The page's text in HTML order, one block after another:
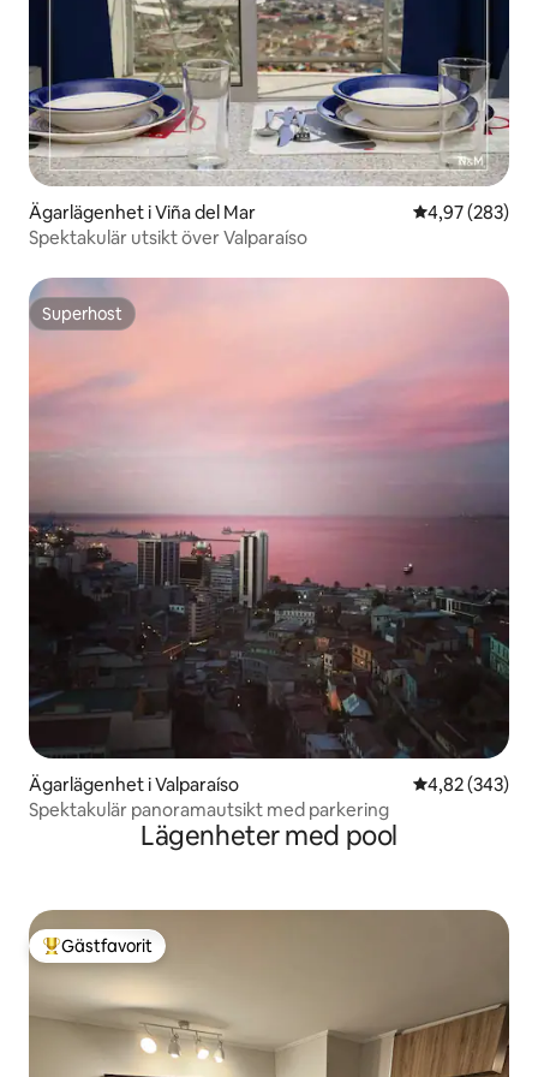
Ägarlägenhet i Viña del Mar 4,97 av 5 i
4,97 (283)
Spektakulär utsikt över Valparaíso
Superhost
Superhost
Ägarlägenhet i Valparaíso 4,82 av 5 i
4,82 (343)
Spektakulär panoramautsikt med parkering
Lägenheter med pool
Populär gästfavorit
Gästfavorit